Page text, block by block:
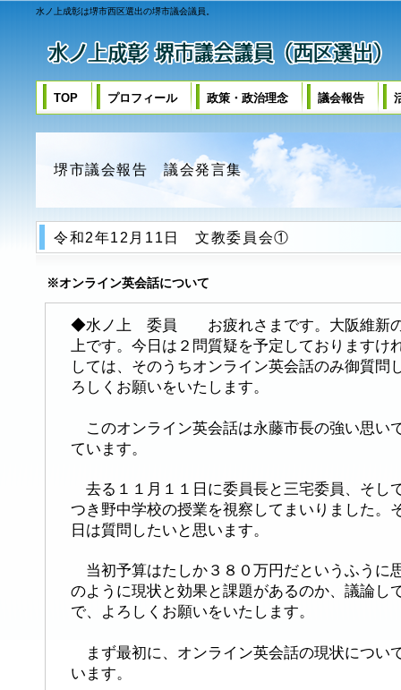
水ノ上成彰は堺市西区選出の堺市議会議員。
堺市議会報告 議会発言集
令和2年12月11日 文教委員会①
※オンライン英会話について
◆水ノ上 委員 お疲れさまです。大阪維新の
上です。今日は２問質疑を予定しておりますけ
しては、そのうちオンライン英会話のみ御質問
ろしくお願いをいたします。
このオンライン英会話は永藤市長の強い思い
ています。
去る１１月１１日に委員長と三宅委員、そし
つき野中学校の授業を視察してまいりました。
日は質問したいと思います。
当初予算はたしか３８０万円だというふうに
のように現状と効果と課題があるのか、議論し
で、よろしくお願いをいたします。
まず最初に、オンライン英会話の現状につい
います。
TOP プロフィール 政策・政治理念 議会報告